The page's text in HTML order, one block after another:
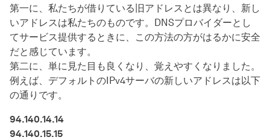
第一に、私たちが借りている旧アドレスとは異なり、新し
いアドレスは私たちのものです。DNSプロバイダーとし
てサービス提供するときに、この方法の方がはるかに安全
だと感じています。
第二に、単に見た目も良くなり、覚えやすくなりました。
例えば、デフォルトのIPv4サーバの新しいアドレスは以下
の通りです。
94.140.14.14
94.140.15.15